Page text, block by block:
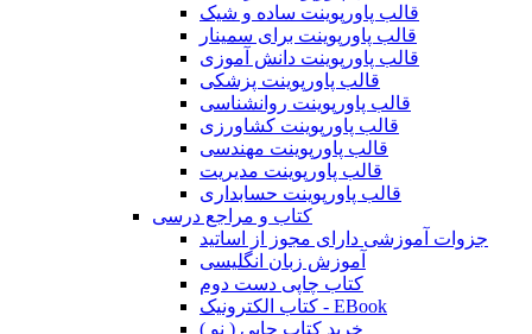
قالب پاورپوینت ساده و شیک
قالب پاورپوینت برای سمینار
قالب پاورپوینت دانش آموزی
قالب پاورپوینت پزشکی
قالب پاورپوینت روانشناسی
قالب پاورپوینت کشاورزی
قالب پاورپوینت مهندسی
قالب پاورپوینت مدیریت
قالب پاورپوینت حسابداری
کتاب و مراجع درسی
جزوات آموزشی دارای مجوز از اساتید
آموزش زبان انگلیسی
کتاب چاپی دست دوم
کتاب الکترونیک - EBook
خرید کتاب چاپی ( نو )